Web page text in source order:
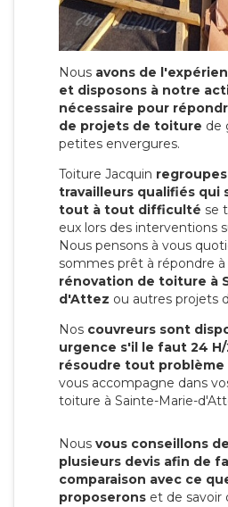
Nous avons de
et disposons à notre
nécessaire pour
de projets de toiture de
petites envergures.
Toiture Jacquin
travailleurs qualifiés qui
tout à tout difficulté se
eux lors des interventions
Nous pensons à vous
sommes prêt à répondre à
rénovation de toiture à
d'Attez ou autres projets
Nos couvreurs sont
urgence s'il le faut 24
résoudre tout
vous accompagne dans
toiture à Sainte-Marie-
Nous vous conseillons
plusieurs devis afin de
comparaison avec ce
proposerons et de savoir